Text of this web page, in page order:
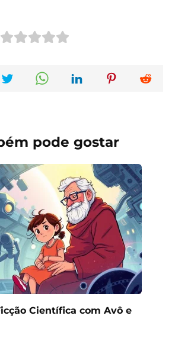
pode gostar
Científica com Avô e